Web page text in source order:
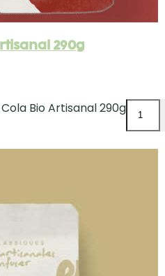
290g
Bio Artisanal 290g